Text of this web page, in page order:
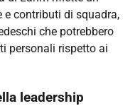
contributi di squadra,
che potrebbero
personali rispetto ai
leadership